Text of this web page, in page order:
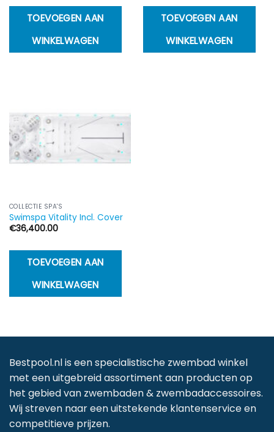
TOEVOEGEN AAN
WINKELWAGEN
TOEVOEGEN AAN
WINKELWAGEN
COLLECTIE SPA'S
Swimspa Vitality Incl. Cover
€36,400.00
TOEVOEGEN AAN
WINKELWAGEN
Bestpool.nl is een specialistische zwembad winkel
met een uitgebreid assortiment aan producten op
het gebied van zwembaden & zwembadaccessoires.
Wij streven naar een uitstekende klantenservice en
competitieve prijzen.